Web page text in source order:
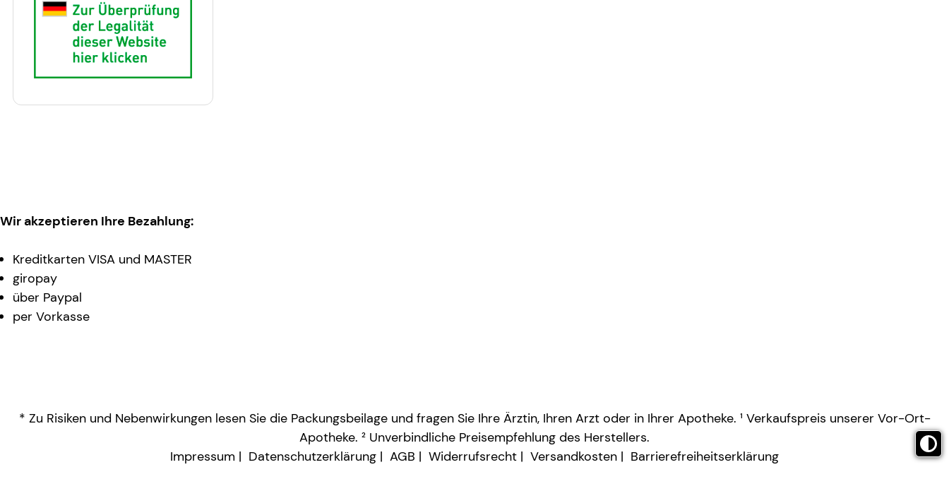
Wir akzeptieren Ihre Bezahlung:
Kreditkarten VISA und MASTER
giropay
über Paypal
per Vorkasse
* Zu Risiken und Nebenwirkungen lesen Sie die Packungsbeilage und fragen Sie Ihre Ärztin, Ihren Arzt oder in Ihrer Apotheke. ¹ Verkaufspreis unserer Vor-Ort-
Apotheke. ² Unverbindliche Preisempfehlung des Herstellers.
Impressum
Datenschutzerklärung AGB Widerrufsrecht Versandkosten Barrierefreiheitserklärung